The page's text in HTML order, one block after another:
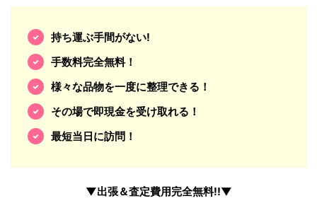
持ち運ぶ手間がない!
手数料完全無料！
様々な品物を一度に整理できる！
その場で即現金を受け取れる！
最短当日に訪問！
▼出張＆査定費用完全無料!!▼